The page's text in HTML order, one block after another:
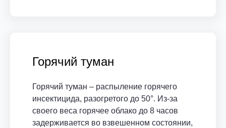
Горячий туман
Горячий туман – распыление горячего
инсектицида, разогретого до 50°. Из-за
своего веса горячее облако до 8 часов
задерживается во взвешенном состоянии,